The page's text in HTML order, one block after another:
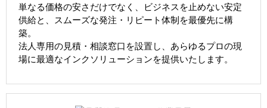
単なる価格の安さだけでなく、ビジネスを止めない安定
供給と、スムーズな発注・リピート体制を最優先に構
築。
法人専用の見積・相談窓口を設置し、あらゆるプロの現
場に最適なインクソリューションを提供いたします。